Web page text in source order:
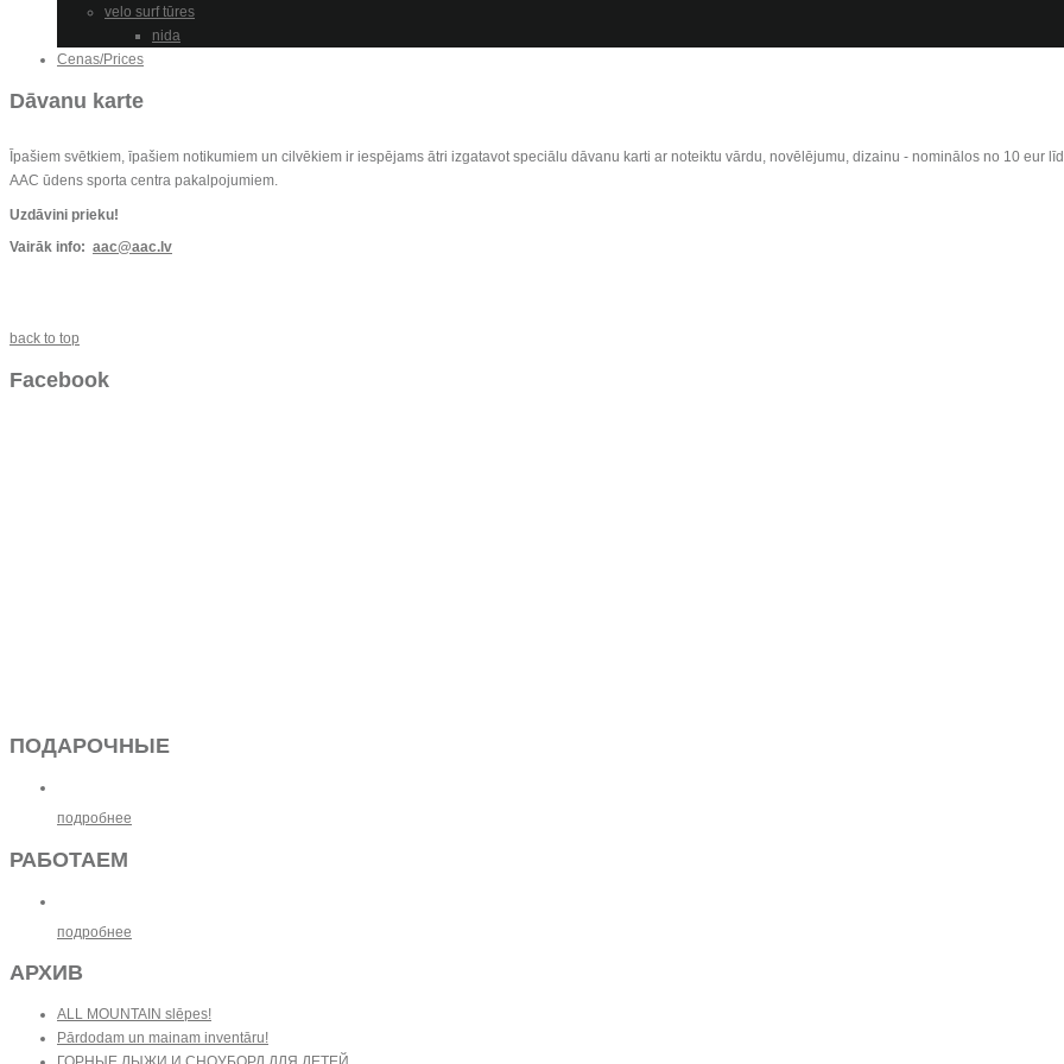
velo surf tūres
nida
Cenas/Prices
Dāvanu karte
Īpašiem svētkiem, īpašiem notikumiem un cilvēkiem ir iespējams ātri izgatavot speciālu dāvanu karti ar noteiktu vārdu, novēlējumu, dizainu - nominālos no 10 eur
AAC ūdens sporta centra pakalpojumiem.
Uzdāvini prieku!
Vairāk info: aac@aac.lv
back to top
Facebook
ПОДАРОЧНЫЕ
подробнее
РАБОТАЕМ
подробнее
АРХИВ
ALL MOUNTAIN slēpes!
Pārdodam un mainam inventāru!